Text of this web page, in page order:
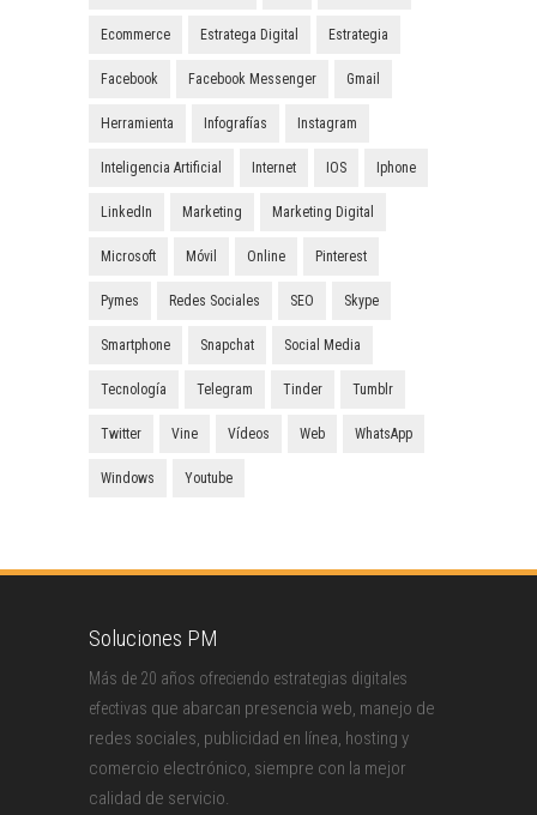
Ecommerce Estratega Digital Estrategia
Facebook Facebook Messenger Gmail
Herramienta Infografías Instagram
Inteligencia Artificial Internet IOS Iphone
LinkedIn Marketing Marketing Digital
Microsoft Móvil Online Pinterest
Pymes Redes Sociales SEO Skype
Smartphone Snapchat Social Media
Tecnología Telegram Tinder Tumblr
Twitter Vine Vídeos Web WhatsApp
Windows Youtube
Soluciones PM
Más de 20 años ofreciendo estrategias digitales
efectivas que abarcan presencia web, manejo de
redes sociales, publicidad en línea, hosting y
comercio electrónico, siempre con la mejor
calidad de servicio.